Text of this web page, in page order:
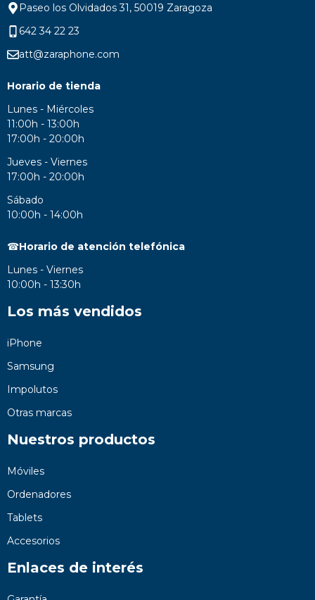
Paseo los Olvidados 31, 50019 Zaragoza
642 34 22 23
att@zaraphone.com
Horario de tienda
Lunes - Miércoles
11:00h - 13:00h
17:00h - 20:00h
Jueves - Viernes
17:00h - 20:00h
Sábado
10:00h - 14:00h
☎Horario de atención telefónica
Lunes - Viernes
10:00h - 13:30h
Los más vendidos
iPhone
Samsung
Impolutos
Otras marcas
Nuestros productos
Móviles
Ordenadores
Tablets
Accesorios
Enlaces de interés